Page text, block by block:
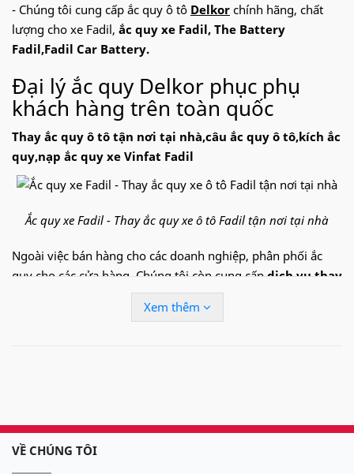
- Chúng tôi cung cấp ắc quy ô tô Delkor chính hãng, chất
lượng cho xe Fadil, ắc quy xe Fadil, The Battery
Fadil,Fadil Car Battery.
Đại lý ắc quy Delkor phục phụ
khách hàng trên toàn quốc
Thay ắc quy ô tô tận nơi tại nhà,câu ắc quy ô tô,kích ắc
quy,nạp ắc quy xe Vinfat Fadil
Ắc quy xe Fadil - Thay ắc quy xe ô tô Fadil tận nơi tại nhà
Ngoài việc bán hàng cho các doanh nghiệp, phân phối ắc
quy cho các cửa hàng. Chúng tôi còn cung cấp dịch vụ thay
thay ắc quy ô tô tận nơi, câu quy ô tô, cứu hộ ắc quy ô
nhanh chóng, tiện lợi tại khắp các thành phố lớn
xe Fadil
Xem thêm
VỀ CHÚNG TÔI